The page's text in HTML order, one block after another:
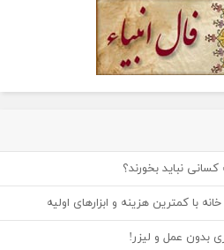
نباید بخورند؟
با کمترین هزینه و ابزارهای اولیه
بدون عمل و لیزر!